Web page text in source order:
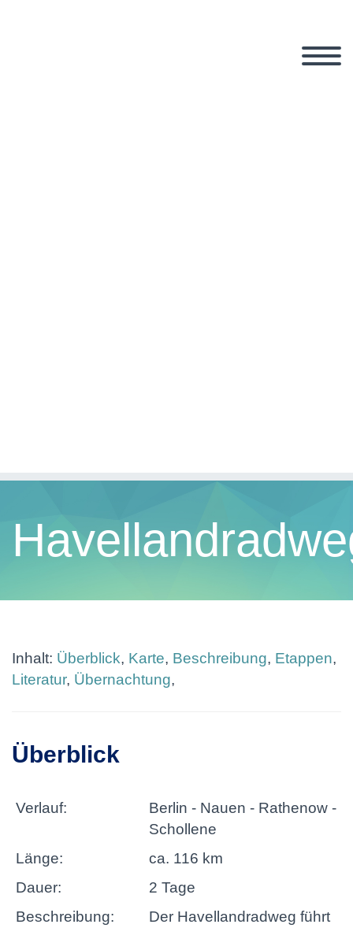
Inhalt: Überblick, Karte, Beschreibung, Etappen,
Literatur, Übernachtung,
Überblick
Verlauf:
Berlin - Nauen - Rathenow -
Schollene
Länge:
ca. 116 km
Dauer:
2 Tage
Beschreibung:
Der Havellandradweg führt